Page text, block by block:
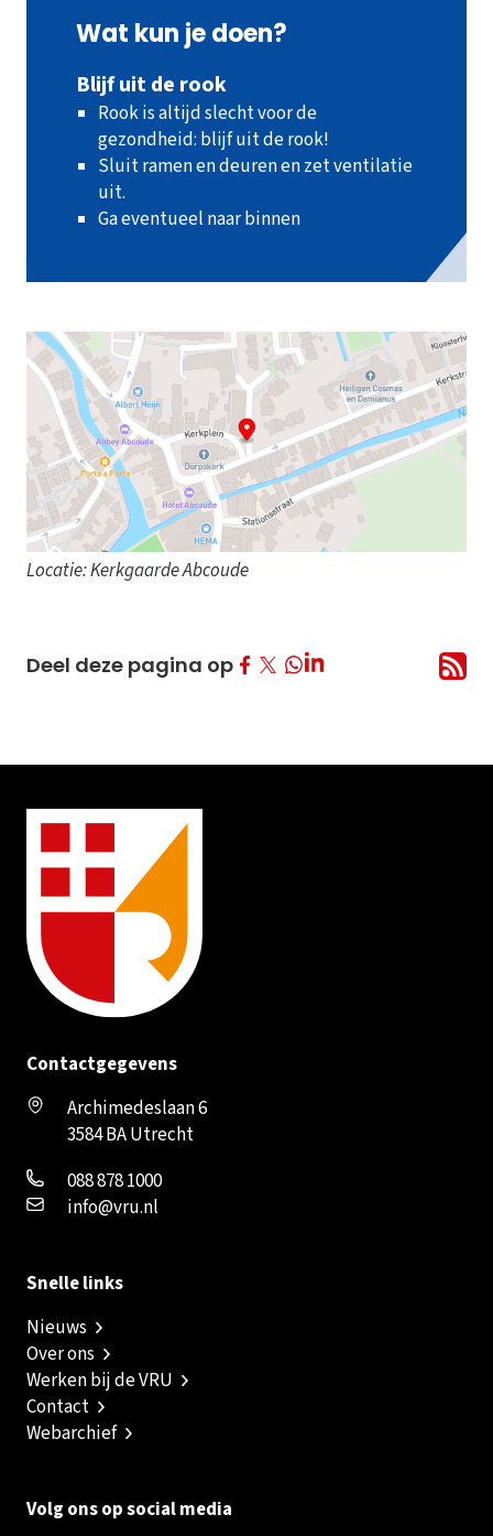
Wat kun je doen?
Blijf uit de rook
Rook is altijd slecht voor de
gezondheid: blijf uit de rook!
Sluit ramen en deuren en zet ventilatie
uit.
Ga eventueel naar binnen
Locatie: Kerkgaarde Abcoude
Deel deze pagina opDeel op Facebook
Deel op Twitter
Deel op Whatsapp
Deel op LinkedIn
Contactgegevens
Archimedeslaan 6
3584 BA Utrecht
088 878 1000
info@vru.nl
Snelle links
Nieuws
Over ons
Werken bij de VRU
Contact
Webarchief
Volg ons op social media